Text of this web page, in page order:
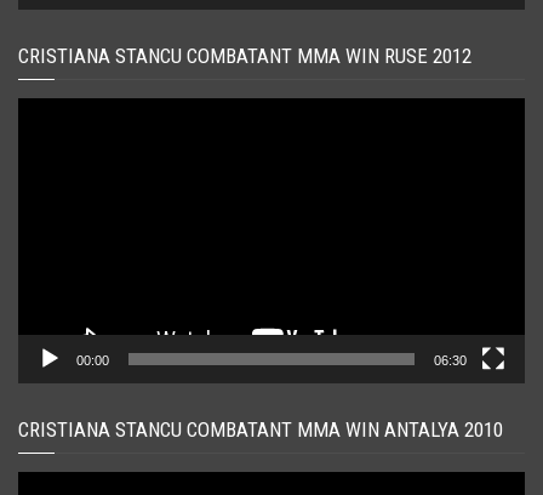
CRISTIANA STANCU COMBATANT MMA WIN RUSE 2012
00:00 06:30
CRISTIANA STANCU COMBATANT MMA WIN ANTALYA 2010